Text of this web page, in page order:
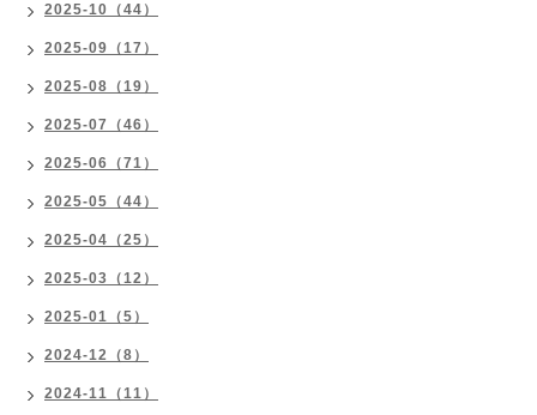
2025-10（44）
2025-09（17）
2025-08（19）
2025-07（46）
2025-06（71）
2025-05（44）
2025-04（25）
2025-03（12）
2025-01（5）
2024-12（8）
2024-11（11）